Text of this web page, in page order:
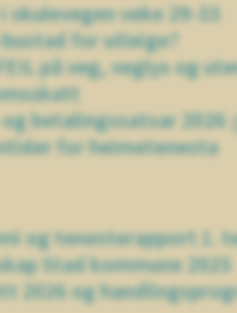
skulevegen veke 29-33
for utleige?
på veg, veglys og
betalingssatsar 2026
for heimetenesta
og tenesterapport 1.
Stad kommune 2025
2026 og